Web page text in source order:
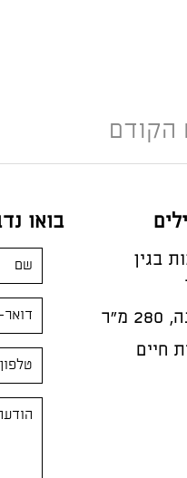
הקודם
בגין
חיים
בואו